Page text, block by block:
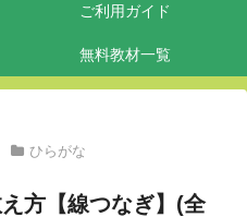
ご利用ガイド
無料教材一覧
ひらがな
方【線つなぎ】(全